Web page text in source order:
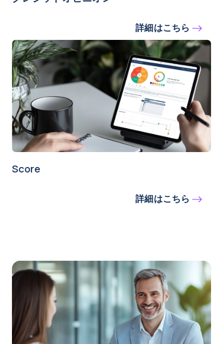
詳細はこちら
Score
詳細はこちら